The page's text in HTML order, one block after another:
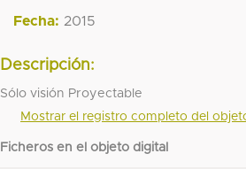
Fecha: 2015
Descripción:
Sólo visión Proyectable
Mostrar el registro completo del
Ficheros en el objeto digital